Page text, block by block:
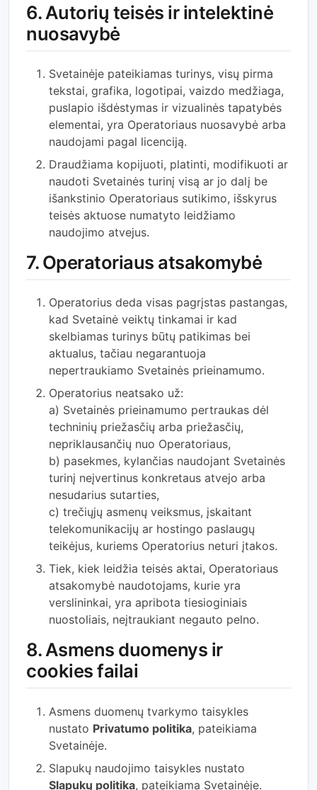
6. Autorių teisės ir intelektinė
nuosavybė
Svetainėje pateikiamas turinys, visų pirma
tekstai, grafika, logotipai, vaizdo medžiaga,
puslapio išdėstymas ir vizualinės tapatybės
elementai, yra Operatoriaus nuosavybė arba
naudojami pagal licenciją.
Draudžiama kopijuoti, platinti, modifikuoti ar
naudoti Svetainės turinį visą ar jo dalį be
išankstinio Operatoriaus sutikimo, išskyrus
teisės aktuose numatyto leidžiamo
naudojimo atvejus.
7. Operatoriaus atsakomybė
Operatorius deda visas pagrįstas pastangas,
kad Svetainė veiktų tinkamai ir kad
skelbiamas turinys būtų patikimas bei
aktualus, tačiau negarantuoja
nepertraukiamo Svetainės prieinamumo.
Operatorius neatsako už:
a) Svetainės prieinamumo pertraukas dėl
techninių priežasčių arba priežasčių,
nepriklausančių nuo Operatoriaus,
b) pasekmes, kylančias naudojant Svetainės
turinį neįvertinus konkretaus atvejo arba
nesudarius sutarties,
c) trečiųjų asmenų veiksmus, įskaitant
telekomunikacijų ar hostingo paslaugų
teikėjus, kuriems Operatorius neturi įtakos.
Tiek, kiek leidžia teisės aktai, Operatoriaus
atsakomybė naudotojams, kurie yra
verslininkai, yra apribota tiesioginiais
nuostoliais, neįtraukiant negauto pelno.
8. Asmens duomenys ir
cookies failai
Asmens duomenų tvarkymo taisykles
nustato Privatumo politika, pateikiama
Svetainėje.
Slapukų naudojimo taisykles nustato
Slapukų politika, pateikiama Svetainėje.